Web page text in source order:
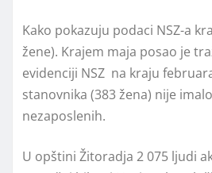
Kako pokazuju podaci NSZ-a
žene). Krajem maja posao je
evidenciji NSZ na kraju
stanovnika (383 žena) nije
nezaposlenih.
U opštini Žitoradja 2 075 ljudi